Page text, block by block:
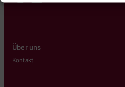
Über uns
Kontakt